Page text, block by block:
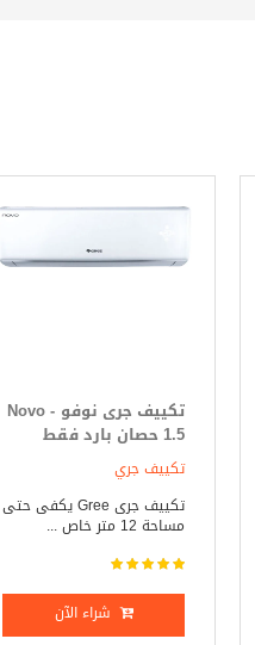
تكييف جرى نوفو - Novo
1.5 حصان بارد فقط
تكييف جري
تكييف جرى Gree يكفى حتى
مساحة 12 متر خاص ...
شراء الآن